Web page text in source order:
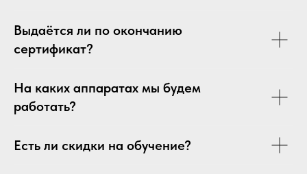
Выдаётся ли по окончанию
сертификат?
На каких аппаратах мы будем
работать?
Есть ли скидки на обучение?